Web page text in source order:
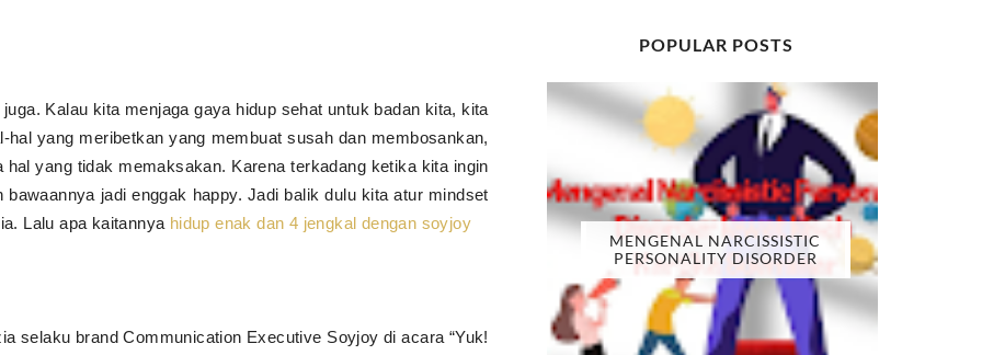
Kalau kita menjaga gaya hidup sehat untuk badan kita, kita
yang meribetkan yang membuat susah dan membosankan,
yang tidak memaksakan. Karena terkadang ketika kita ingin
jadi enggak happy. Jadi balik dulu kita atur mindset
Lalu apa kaitannya hidup enak dan 4 jengkal dengan soyjoy
selaku brand Communication Executive Soyjoy di acara “Yuk!
POPULAR POSTS
MENGENAL NARCISSISTIC
PERSONALITY DISORDER